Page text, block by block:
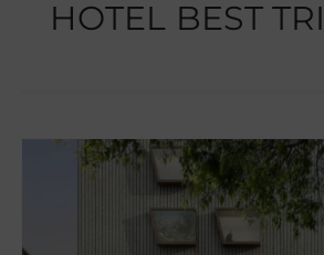
HOTEL BEST